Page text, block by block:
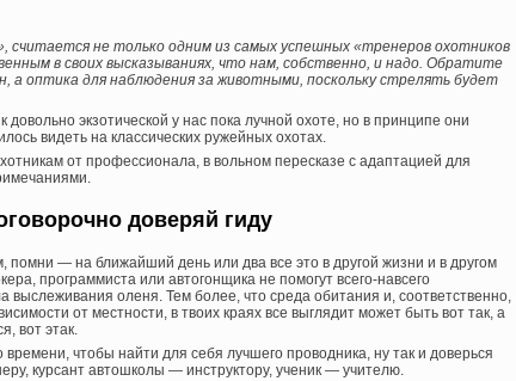
считается не только одним из самых успешных «тренеров охотников
в своих высказываниях, что нам, собственно, и надо. Обратите
а оптика для наблюдения за животными, поскольку стрелять будет
экзотической у нас пока лучной охоте, но в принципе они
видеть на классических ружейных охотах.
от профессионала, в вольном пересказе с адаптацией для
доверяй гиду
— на ближайший день или два все это в другой жизни и в другом
программиста или автогонщика не помогут всего-навсего
выслеживания оленя. Тем более, что среда обитания и, соответственно,
от местности, в твоих краях все выглядит может быть вот так, а
вот этак.
чтобы найти для себя лучшего проводника, ну так и доверься
курсант автошколы — инструктору, ученик — учителю.